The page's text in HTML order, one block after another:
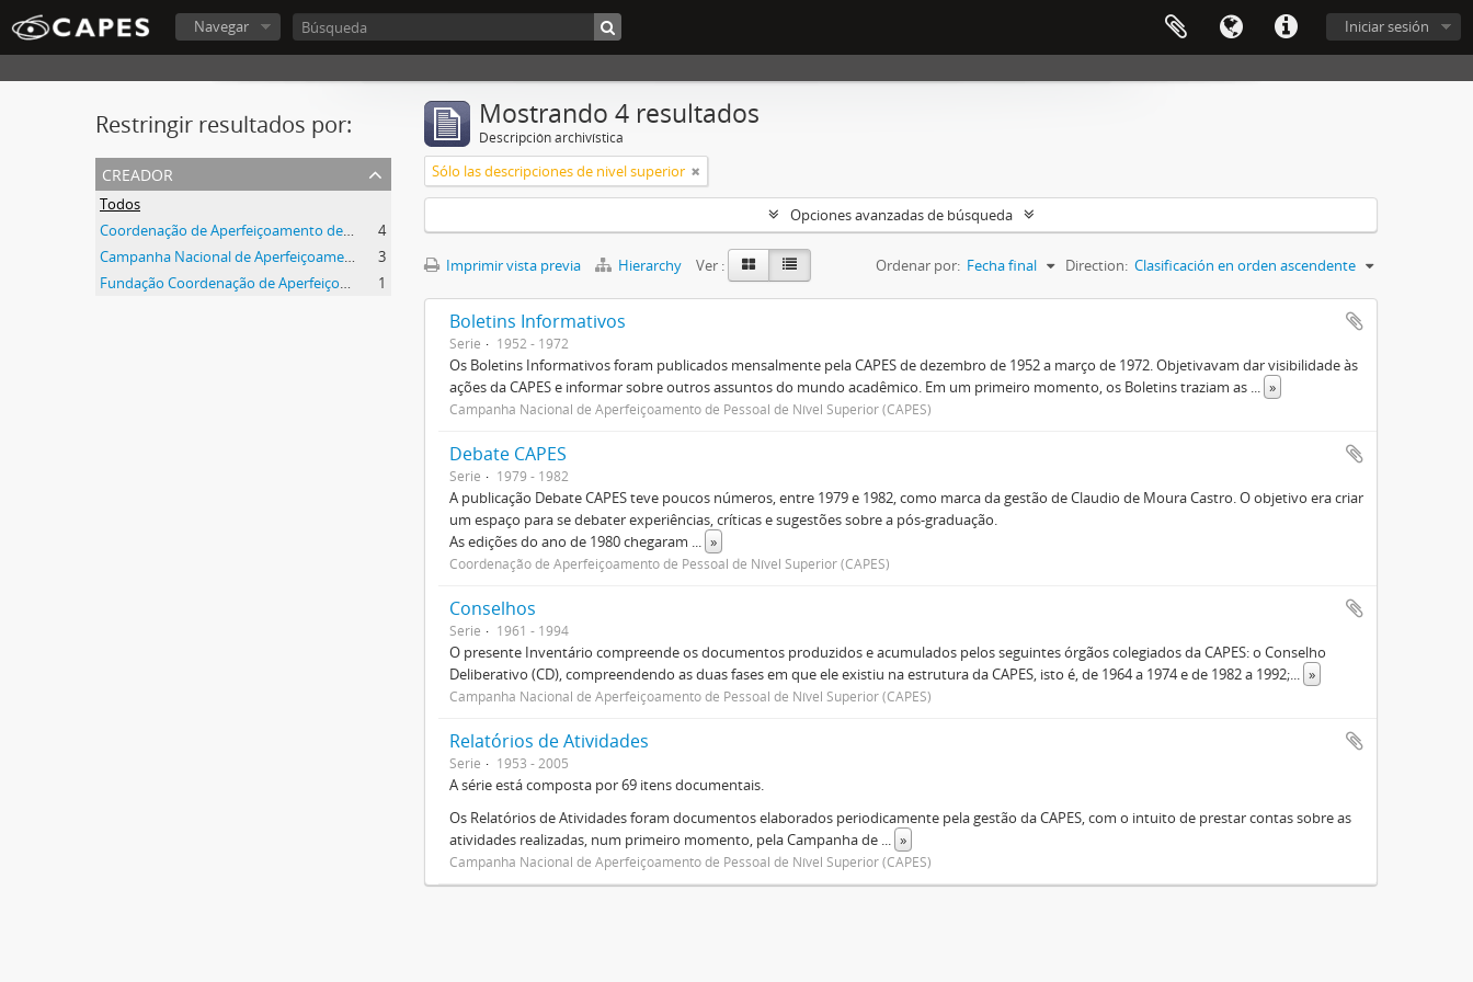
Iniciar sesión
Navegar
Restringir resultados por:
creador
Todos
Coordenação de Aperfeiçoamento de Pessoal de Nível Superior (CAPES)
4
Campanha Nacional de Aperfeiçoamento de Pessoal de Nível Superior (CAPES)
3
Fundação Coordenação de Aperfeiçoamento de Pessoal de Nível Superior (CAPES)
1
Mostrando 4 resultados
Descripción archivística
Sólo las descripciones de nivel superior
Opciones avanzadas de búsqueda
Imprimir vista previa Hierarchy Ver : Ordenar por: Fecha final Direction: Clasificación en orden ascendente
Boletins Informativos
Serie 1952 - 1972
Os Boletins Informativos foram publicados mensalmente pela CAPES de dezembro de 1952 a março de 1972. Objetivavam dar visibilidade às
ações da CAPES e informar sobre outros assuntos do mundo acadêmico. Em um primeiro momento, os Boletins traziam as ... »
Campanha Nacional de Aperfeiçoamento de Pessoal de Nível Superior (CAPES)
Debate CAPES
Serie 1979 - 1982
A publicação Debate CAPES teve poucos números, entre 1979 e 1982, como marca da gestão de Claudio de Moura Castro. O objetivo era criar
um espaço para se debater experiências, críticas e sugestões sobre a pós-graduação.
As edições do ano de 1980 chegaram ... »
Coordenação de Aperfeiçoamento de Pessoal de Nível Superior (CAPES)
Conselhos
Serie 1961 - 1994
O presente Inventário compreende os documentos produzidos e acumulados pelos seguintes órgãos colegiados da CAPES: o Conselho
Deliberativo (CD), compreendendo as duas fases em que ele existiu na estrutura da CAPES, isto é, de 1964 a 1974 e de 1982 a 1992;... »
Campanha Nacional de Aperfeiçoamento de Pessoal de Nível Superior (CAPES)
Relatórios de Atividades
Serie 1953 - 2005
A série está composta por 69 itens documentais.
Os Relatórios de Atividades foram documentos elaborados periodicamente pela gestão da CAPES, com o intuito de prestar contas sobre as
atividades realizadas, num primeiro momento, pela Campanha de ... »
Campanha Nacional de Aperfeiçoamento de Pessoal de Nível Superior (CAPES)